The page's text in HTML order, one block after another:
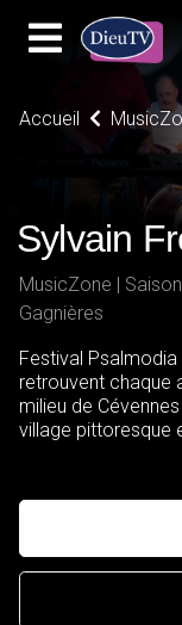
Accueil
Sylvain
MusicZone | Saison 26 | 2016 | Festival Psalmodia à
Gagnières
Festival
retrouvent chaque
milieu de
village pittoresque